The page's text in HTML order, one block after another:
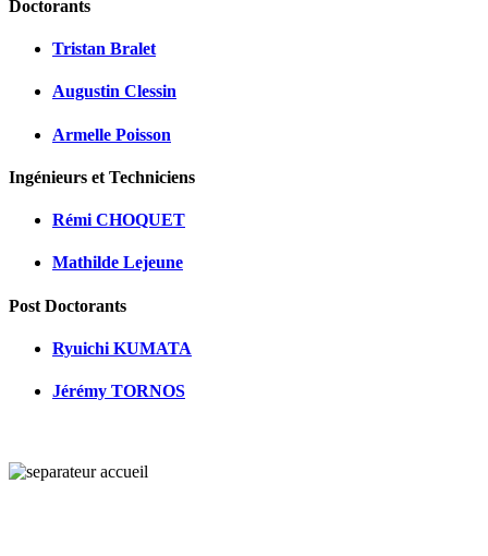
Doctorants
Tristan Bralet
Augustin Clessin
Armelle Poisson
Ingénieurs et Techniciens
Rémi CHOQUET
Mathilde Lejeune
Post Doctorants
Ryuichi KUMATA
Jérémy TORNOS